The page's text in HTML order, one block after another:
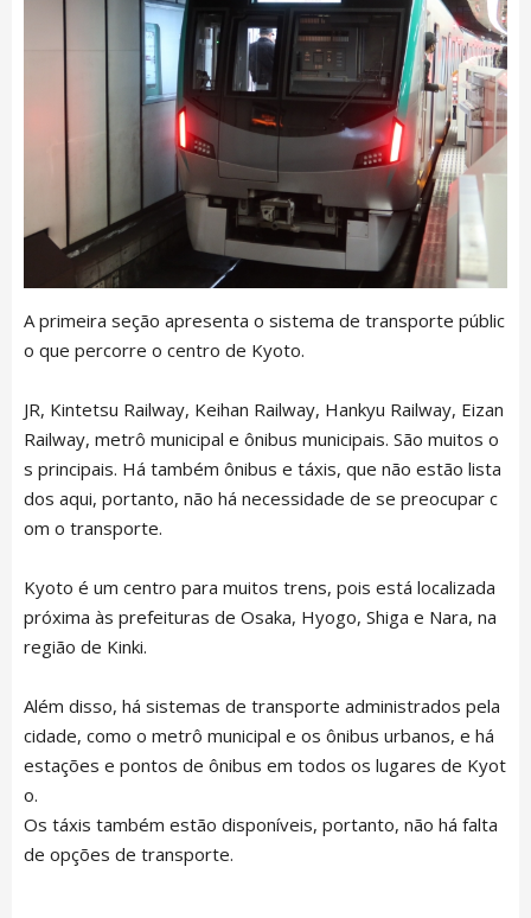
A primeira seção apresenta o sistema de transporte públic
o que percorre o centro de Kyoto.
JR, Kintetsu Railway, Keihan Railway, Hankyu Railway, Eizan
Railway, metrô municipal e ônibus municipais. São muitos o
s principais. Há também ônibus e táxis, que não estão lista
dos aqui, portanto, não há necessidade de se preocupar c
om o transporte.
Kyoto é um centro para muitos trens, pois está localizada
próxima às prefeituras de Osaka, Hyogo, Shiga e Nara, na
região de Kinki.
Além disso, há sistemas de transporte administrados pela
cidade, como o metrô municipal e os ônibus urbanos, e há
estações e pontos de ônibus em todos os lugares de Kyot
o.
Os táxis também estão disponíveis, portanto, não há falta
de opções de transporte.